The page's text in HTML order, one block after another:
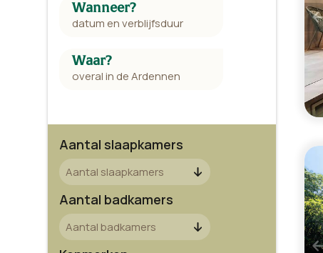
Wanneer?
Waar?
Aantal slaapkamers
Aantal badkamers